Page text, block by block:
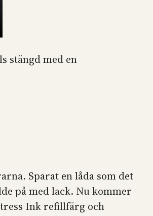
stängd med en
Sparat en låda som det
på med lack. Nu kommer
Ink refillfärg och